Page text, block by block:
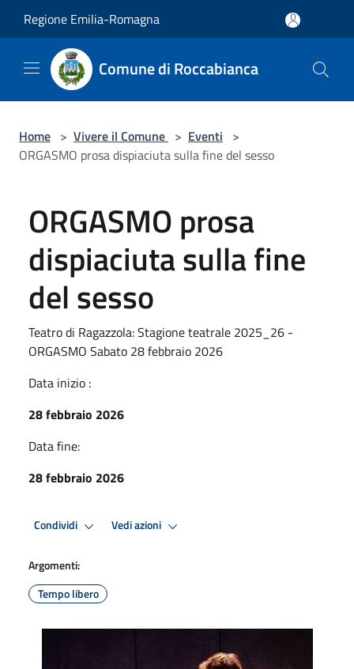
Regione Emilia-Romagna
Comune di Roccabianca
Home > Vivere il Comune > Eventi >
ORGASMO prosa dispiaciuta sulla fine del sesso
ORGASMO prosa
dispiaciuta sulla fine
del sesso
Teatro di Ragazzola: Stagione teatrale 2025_26 -
ORGASMO Sabato 28 febbraio 2026
Data inizio :
28 febbraio 2026
Data fine:
28 febbraio 2026
Condividi Vedi azioni
Argomenti:
Tempo libero